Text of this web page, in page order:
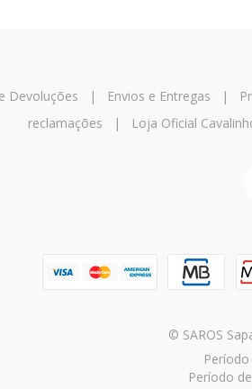
Devoluções | Envios e Entregas |
reclamações | Loja Oficial
© SAROS
Período